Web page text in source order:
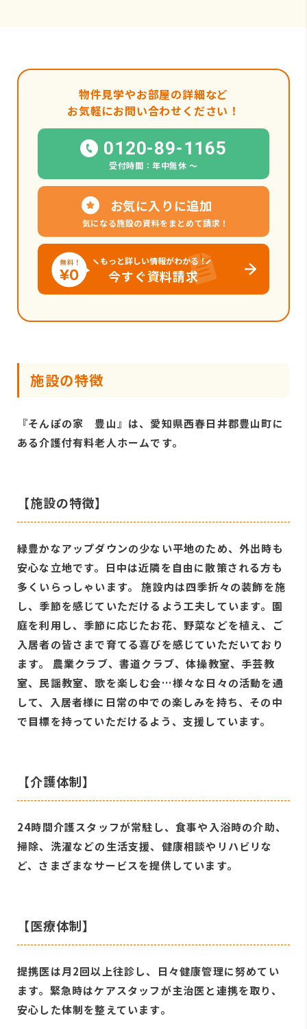
物件見学やお部屋の詳細など
お気軽にお問い合わせください！
0120-89-1165
受付時間：年中無休 〜
お気に入りに追加
気になる施設の資料をまとめて請求！
もっと詳しい情報がわかる！
今すぐ資料請求
施設の特徴
『そんぽの家 豊山』は、愛知県西春日井郡豊山町に
ある介護付有料老人ホームです。
【施設の特徴】
緑豊かなアップダウンの少ない平地のため、外出時も
安心な立地です。日中は近隣を自由に散策される方も
多くいらっしゃいます。 施設内は四季折々の装飾を施
し、季節を感じていただけるよう工夫しています。園
庭を利用し、季節に応じたお花、野菜などを植え、ご
入居者の皆さまで育てる喜びを感じていただいており
ます。 農業クラブ、書道クラブ、体操教室、手芸教
室、民謡教室、歌を楽しむ会…様々な日々の活動を通
して、入居者様に日常の中での楽しみを持ち、その中
で目標を持っていただけるよう、支援しています。
【介護体制】
24時間介護スタッフが常駐し、食事や入浴時の介助、
掃除、洗濯などの生活支援、健康相談やリハビリな
ど、さまざまなサービスを提供しています。
【医療体制】
提携医は月2回以上往診し、日々健康管理に努めてい
ます。緊急時はケアスタッフが主治医と連携を取り、
安心した体制を整えています。